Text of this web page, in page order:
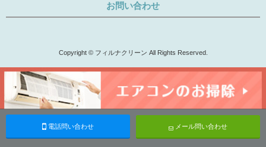
お問い合わせ
Copyright © フィルナクリーン All Rights Reserved.
電話問い合わせ メール問い合わせ